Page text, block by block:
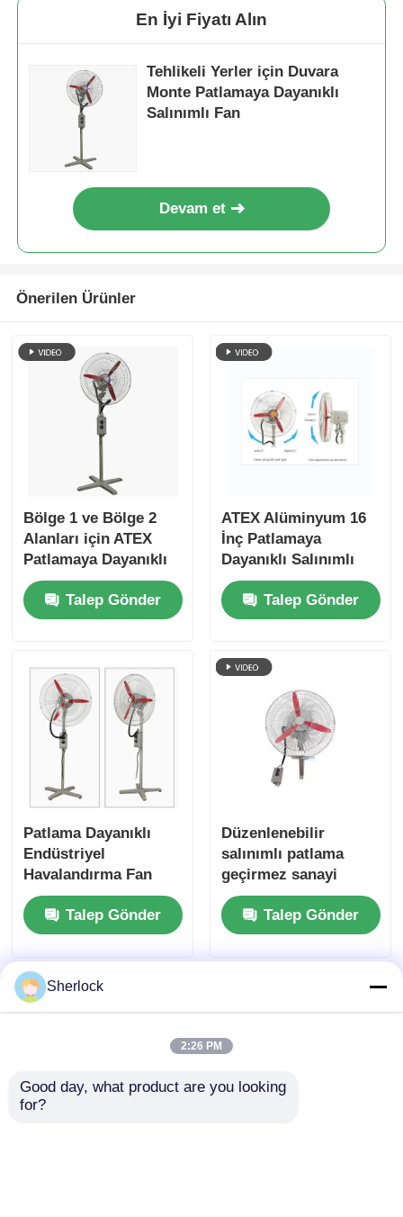
En İyi Fiyatı Alın
Tehlikeli Yerler için Duvara
Monte Patlamaya Dayanıklı
Salınımlı Fan
Devam et
Önerilen Ürünler
Bölge 1 ve Bölge 2
Alanları için ATEX
Patlamaya Dayanıklı
Salınımlı Fan
Talep Gönder
ATEX Alüminyum 16
İnç Patlamaya
Dayanıklı Salınımlı
Fan Vantilatörü
Duvara Monte
Talep Gönder
Patlama Dayanıklı
Endüstriyel
Havalandırma Fan
Duran Tipi Petrol /
Gaz Tesisleri İçin
Talep Gönder
Düzenlenebilir
salınımlı patlama
geçirmez sanayi
salınımlı fan
Talep Gönder
Sherlock
2:26 PM
Good day, what product are you looking
for?